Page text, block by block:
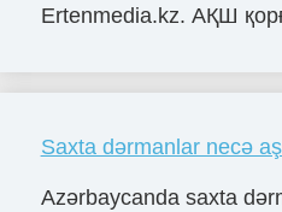
Ertenmedia.kz. АҚШ
Saxta dərmanlar necə
Azərbaycanda saxta